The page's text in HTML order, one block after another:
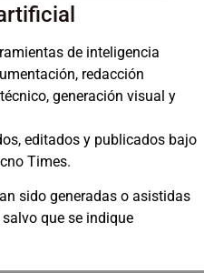
de inteligencia
redacción
generación visual y
editados y publicados bajo
Times.
sido generadas o asistidas
que se indique